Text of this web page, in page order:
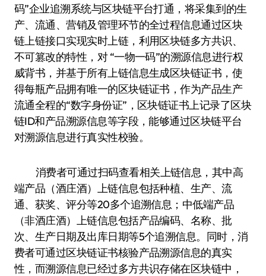
码”企业追溯系统与区块链平台打通，将采集到的生
产、流通、营销及管理环节的全过程信息通过区块
链上链接口实现实时上链，利用区块链多方共识、
不可篡改的特性，对 “一物一码”的溯源信息进行权
威背书，并基于所有上链信息生成区块链证书，使
得每瓶产品拥有唯一的区块链证书，作为产品生产
流通全程的“数字身份证”，区块链证书上记录了区块
链ID和产品溯源信息等字段，能够通过区块链平台
对溯源信息进行真实性校验。
消费者可通过扫码查看相关上链信息，其中高
端产品（酒庄酒）上链信息包括种植、生产、流
通、获奖、评分等20多个追溯信息；中低端产品
（非酒庄酒）上链信息包括产品编码、名称、批
次、生产日期及出库日期等5个追溯信息。同时，消
费者可通过区块链证书核验产品溯源信息的真实
性，而溯源信息已经过多方共识存储在区块链中，